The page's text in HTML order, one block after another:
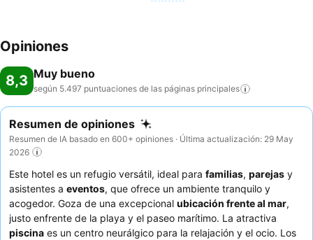
Opiniones
8,3 Muy bueno
según 5.497 puntuaciones de las páginas principales
Resumen de opiniones
Resumen de IA basado en 600+ opiniones · Última actualización: 29 May
2026
Este hotel es un refugio versátil, ideal para familias, parejas y
asistentes a eventos, que ofrece un ambiente tranquilo y
acogedor. Goza de una excepcional ubicación frente al mar,
justo enfrente de la playa y el paseo marítimo. La atractiva
piscina es un centro neurálgico para la relajación y el ocio. Los